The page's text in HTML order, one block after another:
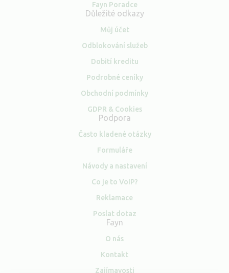
Fayn Poradce
Důležité odkazy
Můj účet
Odblokování služeb
Dobití kreditu
Podrobné ceníky
Obchodní podmínky
GDPR & Cookies
Podpora
Často kladené otázky
Formuláře
Návody a nastavení
Co je to VoIP?
Reklamace
Poslat dotaz
Fayn
O nás
Kontakt
Zajímavosti